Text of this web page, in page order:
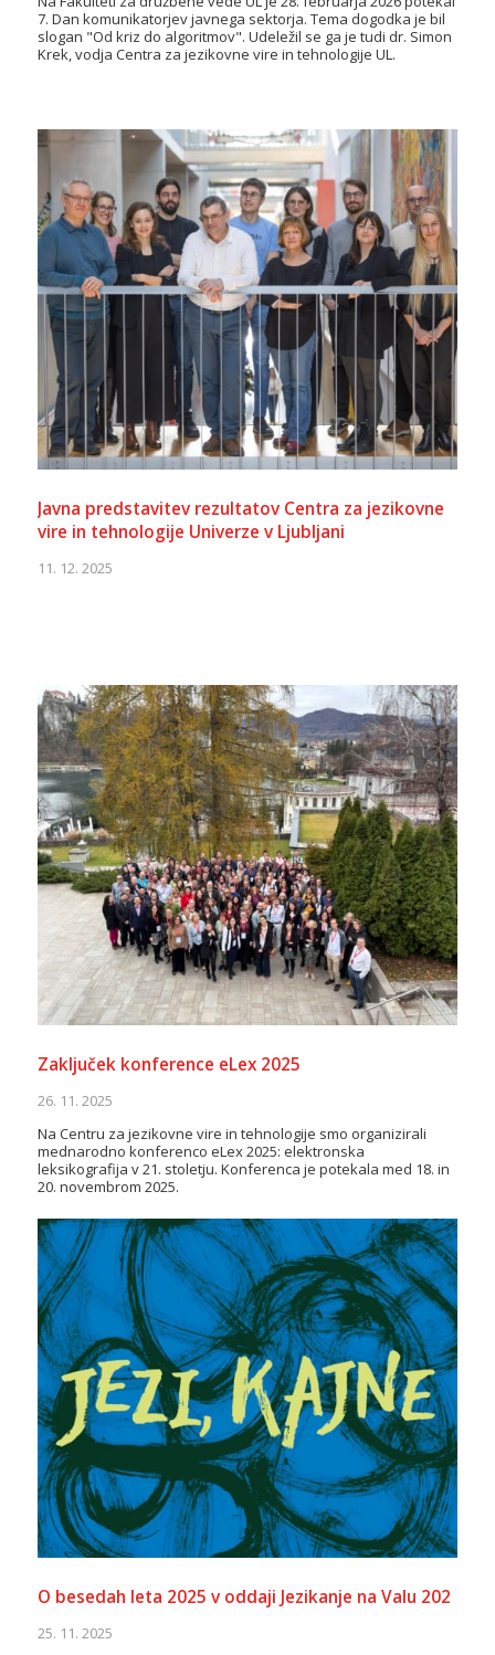
7. Dan komunikatorjev javnega sektorja. Tema dogodka je bil
slogan "Od kriz do algoritmov". Udeležil se ga je tudi dr. Simon
Krek, vodja Centra za jezikovne vire in tehnologije UL.
Javna predstavitev rezultatov Centra za jezikovne
vire in tehnologije Univerze v Ljubljani
11. 12. 2025
Zaključek konference eLex 2025
26. 11. 2025
Na Centru za jezikovne vire in tehnologije smo organizirali
mednarodno konferenco eLex 2025: elektronska
leksikografija v 21. stoletju. Konferenca je potekala med 18. in
20. novembrom 2025.
O besedah leta 2025 v oddaji Jezikanje na Valu 202
25. 11. 2025